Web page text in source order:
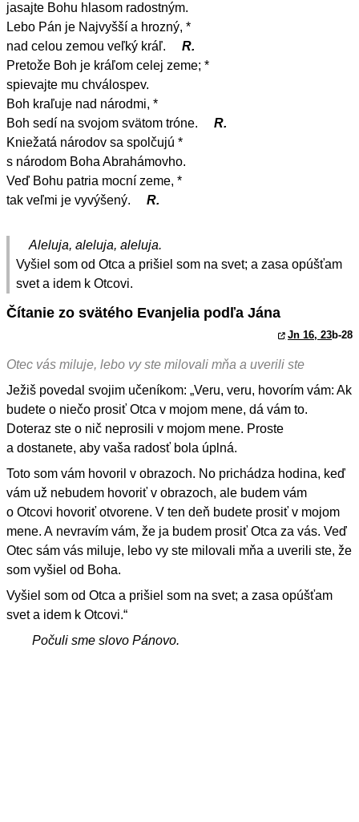
jasajte Bohu hlasom radostným.
Lebo Pán je Najvyšší a hrozný, *
nad celou zemou veľký kráľ.
R.
Pretože Boh je kráľom celej zeme; *
spievajte mu chválospev.
Boh kraľuje nad národmi, *
Boh sedí na svojom svätom tróne.
R.
Kniežatá národov sa spolčujú *
s národom Boha Abrahámovho.
Veď Bohu patria mocní zeme, *
tak veľmi je vyvýšený.
R.
Aleluja, aleluja, aleluja.
Vyšiel som od Otca a prišiel som na svet; a zasa opúšťam
svet a idem k Otcovi.
Čítanie zo svätého Evanjelia podľa Jána
Jn 16, 23b-28
Otec vás miluje, lebo vy ste milovali mňa a uverili ste
Ježiš povedal svojim učeníkom: „Veru, veru, hovorím vám: Ak
budete o niečo prosiť Otca v mojom mene, dá vám to.
Doteraz ste o nič neprosili v mojom mene. Proste
a dostanete, aby vaša radosť bola úplná.
Toto som vám hovoril v obrazoch. No prichádza hodina, keď
vám už nebudem hovoriť v obrazoch, ale budem vám
o Otcovi hovoriť otvorene. V ten deň budete prosiť v mojom
mene. A nevravím vám, že ja budem prosiť Otca za vás. Veď
Otec sám vás miluje, lebo vy ste milovali mňa a uverili ste, že
som vyšiel od Boha.
Vyšiel som od Otca a prišiel som na svet; a zasa opúšťam
svet a idem k Otcovi.“
Počuli sme slovo Pánovo.